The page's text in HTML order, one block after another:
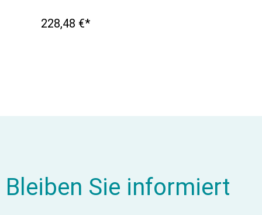
228,48 €*
Bleiben Sie informiert